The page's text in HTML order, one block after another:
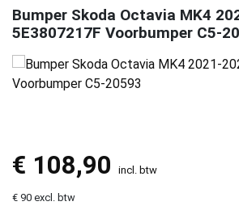
Bumper Skoda Octavia MK4
5E3807217F Voorbumper C5-
€ 108,90 incl. btw
€ 90 excl. btw